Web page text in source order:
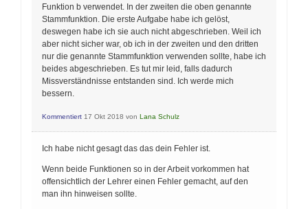
Funktion b verwendet. In der zweiten die oben genannte
Stammfunktion. Die erste Aufgabe habe ich gelöst,
deswegen habe ich sie auch nicht abgeschrieben. Weil ich
aber nicht sicher war, ob ich in der zweiten und den dritten
nur die genannte Stammfunktion verwenden sollte, habe ich
beides abgeschrieben. Es tut mir leid, falls dadurch
Missverständnisse entstanden sind. Ich werde mich
bessern.
Kommentiert 17 Okt 2018 von Lana Schulz
Ich habe nicht gesagt das das dein Fehler ist.
Wenn beide Funktionen so in der Arbeit vorkommen hat
offensichtlich der Lehrer einen Fehler gemacht, auf den
man ihn hinweisen sollte.